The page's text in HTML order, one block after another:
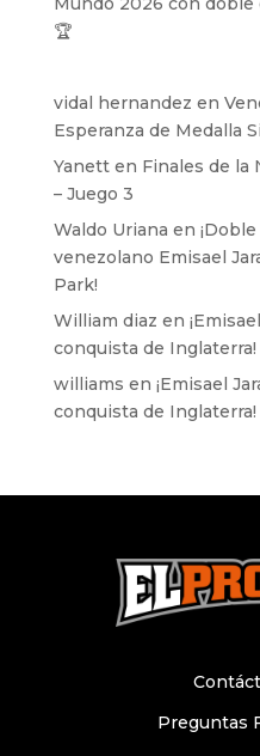
🏆
vidal hernandez en
Esperanza de Medalla
Yanetten Finales de la
– Juego 3
Waldo Uriana en
venezolano Emisael
Park!
William diaz en
conquista de Inglaterra!
williams en ¡Emisael
conquista de Inglaterra!
Preguntas